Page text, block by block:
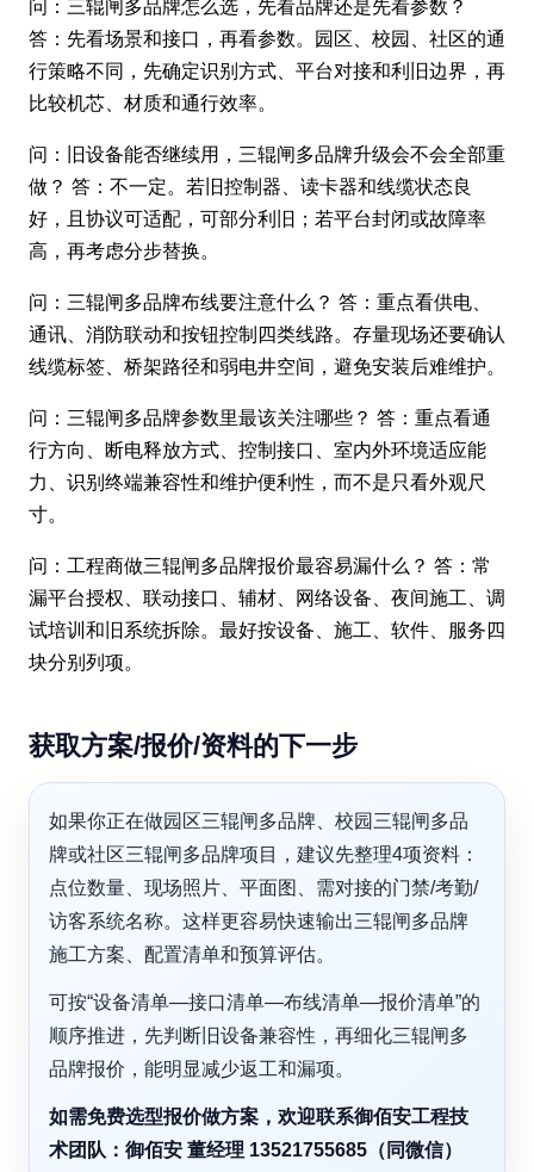
问：三辊闸多品牌怎么选，先看品牌还是先看参数？
答：先看场景和接口，再看参数。园区、校园、社区的通
行策略不同，先确定识别方式、平台对接和利旧边界，再
比较机芯、材质和通行效率。
问：旧设备能否继续用，三辊闸多品牌升级会不会全部重
做？ 答：不一定。若旧控制器、读卡器和线缆状态良
好，且协议可适配，可部分利旧；若平台封闭或故障率
高，再考虑分步替换。
问：三辊闸多品牌布线要注意什么？ 答：重点看供电、
通讯、消防联动和按钮控制四类线路。存量现场还要确认
线缆标签、桥架路径和弱电井空间，避免安装后难维护。
问：三辊闸多品牌参数里最该关注哪些？ 答：重点看通
行方向、断电释放方式、控制接口、室内外环境适应能
力、识别终端兼容性和维护便利性，而不是只看外观尺
寸。
问：工程商做三辊闸多品牌报价最容易漏什么？ 答：常
漏平台授权、联动接口、辅材、网络设备、夜间施工、调
试培训和旧系统拆除。最好按设备、施工、软件、服务四
块分别列项。
获取方案/报价/资料的下一步
如果你正在做园区三辊闸多品牌、校园三辊闸多品
牌或社区三辊闸多品牌项目，建议先整理4项资料：
点位数量、现场照片、平面图、需对接的门禁/考勤/
访客系统名称。这样更容易快速输出三辊闸多品牌
施工方案、配置清单和预算评估。
可按“设备清单—接口清单—布线清单—报价清单”的
顺序推进，先判断旧设备兼容性，再细化三辊闸多
品牌报价，能明显减少返工和漏项。
如需免费选型报价做方案，欢迎联系御佰安工程技
术团队：御佰安 董经理 13521755685（同微信）